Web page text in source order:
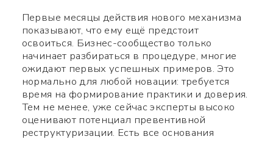
Первые месяцы действия нового механизма
показывают, что ему ещё предстоит
освоиться. Бизнес-сообщество только
начинает разбираться в процедуре, многие
ожидают первых успешных примеров. Это
нормально для любой новации: требуется
время на формирование практики и доверия.
Тем не менее, уже сейчас эксперты высоко
оценивают потенциал превентивной
реструктуризации. Есть все основания